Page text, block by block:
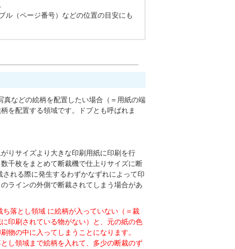
ル（ページ番号）などの位置の目安にも
などの絵柄を配置したい場合（＝用紙の端
を配置する領域です。ドブとも呼ばれま
りサイズより大きな印刷用紙に印刷を行
千枚をまとめて断裁機で仕上りサイズに断
される際に発生するわずかなずれによって印
ラインの外側で断裁されてしまう場合があ
落とし領域 に絵柄が入っていない（＝裁
印刷されている物がない）と、元の紙の色
刷物の中に入ってしまうことになります。
し領域まで絵柄を入れて、多少の断裁のず